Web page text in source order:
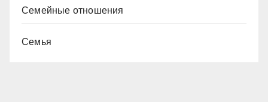
Семейные отношения
Семья